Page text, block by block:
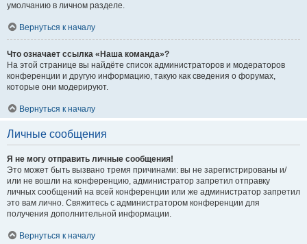
умолчанию в личном разделе.
Вернуться к началу
Что означает ссылка «Наша команда»?
На этой странице вы найдёте список администраторов и модераторов
конференции и другую информацию, такую как сведения о форумах,
которые они модерируют.
Вернуться к началу
Личные сообщения
Я не могу отправить личные сообщения!
Это может быть вызвано тремя причинами: вы не зарегистрированы и/
или не вошли на конференцию, администратор запретил отправку
личных сообщений на всей конференции или же администратор запретил
это вам лично. Свяжитесь с администратором конференции для
получения дополнительной информации.
Вернуться к началу